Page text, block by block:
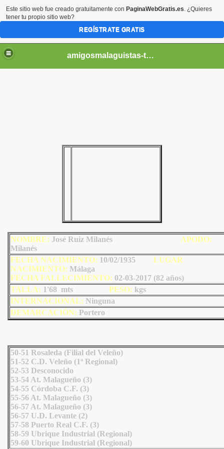
amigosmalaguistas-temporadas
NOMBRE: José Ruiz Milanés APODO:
Milanés
FECHA NACIMIENTO: 10/02/1935 LUGAR
NACIMIENTO: Málaga
FECHA FALLECIMIENTO: 02-03-2017 (82 años)
TALLA: 1'68 mts PESO: kgs
INTERNACIONAL: Ninguna
DEMARCACIÓN: Portero
50-51 Rosaleda (Filial del Veleño)
51-52 C.D. Veleño (1ª Regional)
52-53 Desconocido
53-54 At. Malagueño (3)
54-55 Córdoba C.F. (3)
55-56 At. Malagueño (3)
56-57 At. Malagueño (3)
56-57 U.D. Levante (2)
57-58 Puerto Real C.F. (3)
58-59 Ubrique Industrial (Regional)
59-60 Ubrique Industrial (Regional)
Este sitio web fue creado gratuitamente con PaginaWebGratis.es. ¿Quieres
tener tu propio sitio web?
REGÍSTRATE GRATIS